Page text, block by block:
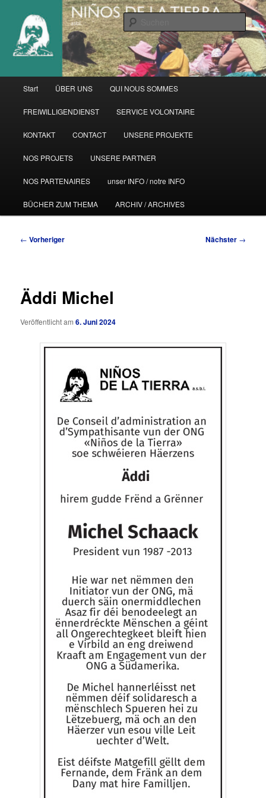
primären
Inhalt
springen
Start ÜBER UNS QUI NOUS SOMMES
FREIWILLIGENDIENST SERVICE VOLONTAIRE
KONTAKT CONTACT UNSERE PROJEKTE
NOS PROJETS UNSERE PARTNER
NOS PARTENAIRES unser INFO / notre INFO
BÜCHER ZUM THEMA ARCHIV / ARCHIVES
Beitragsnavigation
← Vorheriger Nächster →
Äddi Michel
Veröffentlicht am6. Juni 2024